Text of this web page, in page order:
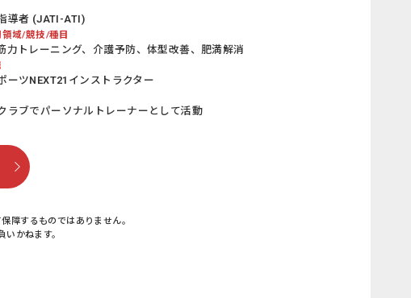
導者 (JATI-ATI)
域/競技/種目
力トレーニング、介護予防、体型改善、肥満解消
ーツNEXT21インストラクター
ラブでパーソナルトレーナーとして活動
障するものではありません。
かねます。